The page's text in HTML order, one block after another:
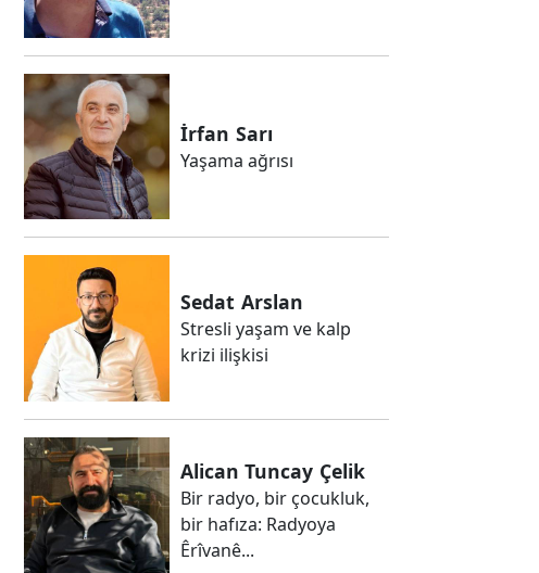
İrfan Sarı
Yaşama ağrısı
Sedat Arslan
Stresli yaşam ve kalp
krizi ilişkisi
Alican Tuncay Çelik
Bir radyo, bir çocukluk,
bir hafıza: Radyoya
Êrîvanê...